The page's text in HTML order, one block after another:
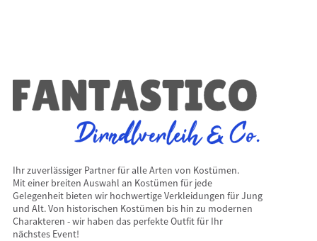
Ihr zuverlässiger Partner für alle Arten von Kostümen.
Mit einer breiten Auswahl an Kostümen für jede
Gelegenheit bieten wir hochwertige Verkleidungen für Jung
und Alt. Von historischen Kostümen bis hin zu modernen
Charakteren - wir haben das perfekte Outfit für Ihr
nächstes Event!